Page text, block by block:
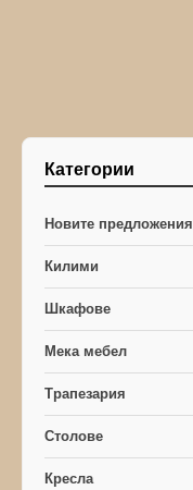
Категории
Новите предложения
Килими
Шкафове
Мека мебел
Трапезария
Столове
Кресла